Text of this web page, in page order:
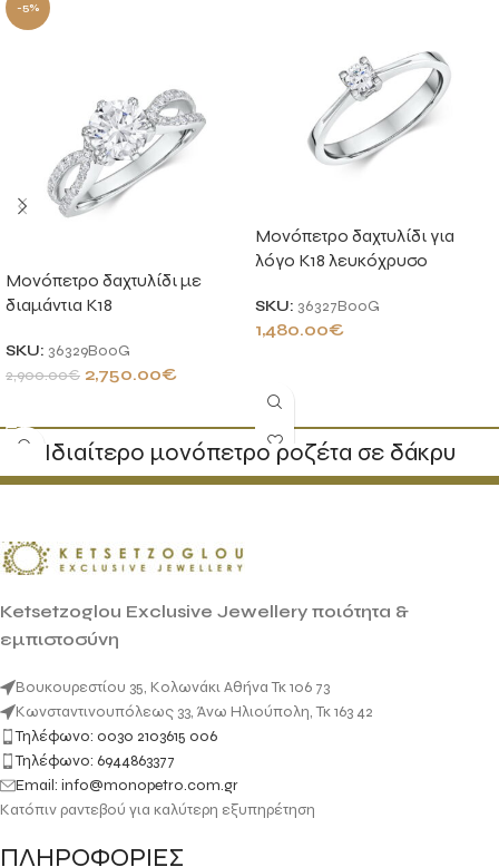
-5%
Μονόπετρο δαχτυλίδι με
διαμάντια Κ18
SKU: 36329B00G
2,900.00€ 2,750.00€
Μονόπετρο δαχτυλίδι για
λόγο Κ18 λευκόχρυσο
SKU: 36327B00G
1,480.00€
Ιδιαίτερο μονόπετρο ροζέτα σε δάκρυ
Ketsetzoglou Exclusive Jewellery ποιότητα &
εμπιστοσύνη
Βουκουρεστίου 35, Κολωνάκι Αθήνα Τκ 106 73
Κωνσταντινουπόλεως 33, Άνω Ηλιούπολη, Τκ 163 42
Τηλέφωνο: 0030 2103615 006
Τηλέφωνο: 6944863377
Email: info@monopetro.com.gr
Κατόπιν ραντεβού για καλύτερη εξυπηρέτηση
ΠΛΗΡΟΦΟΡΙΕΣ